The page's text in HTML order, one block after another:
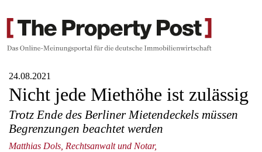
24.08.2021
Nicht jede Miethöhe ist zulässig
Trotz Ende des Berliner Mietendeckels müssen
Begrenzungen beachtet werden
Matthias Dols, Rechtsanwalt und Notar,